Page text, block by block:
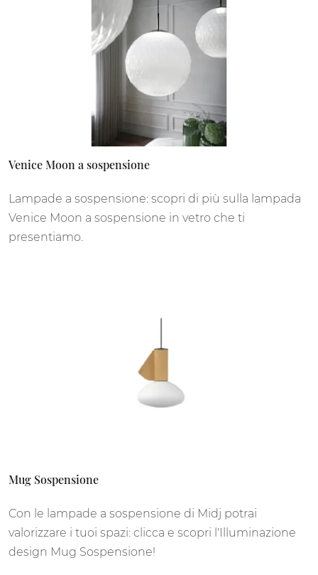
Venice Moon a sospensione
Lampade a sospensione: scopri di più sulla lampada
Venice Moon a sospensione in vetro che ti
presentiamo.
Mug Sospensione
Con le lampade a sospensione di Midj potrai
valorizzare i tuoi spazi: clicca e scopri l'Illuminazione
design Mug Sospensione!